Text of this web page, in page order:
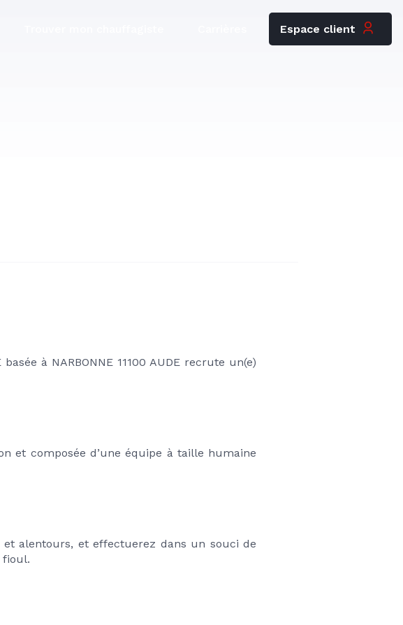
Espace client
à NARBONNE 11100 AUDE recrute un(e)
et composée d’une équipe à taille humaine
alentours, et effectuerez dans un souci de
fioul.